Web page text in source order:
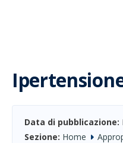
Data di pubblicazione:
Sezione: Home